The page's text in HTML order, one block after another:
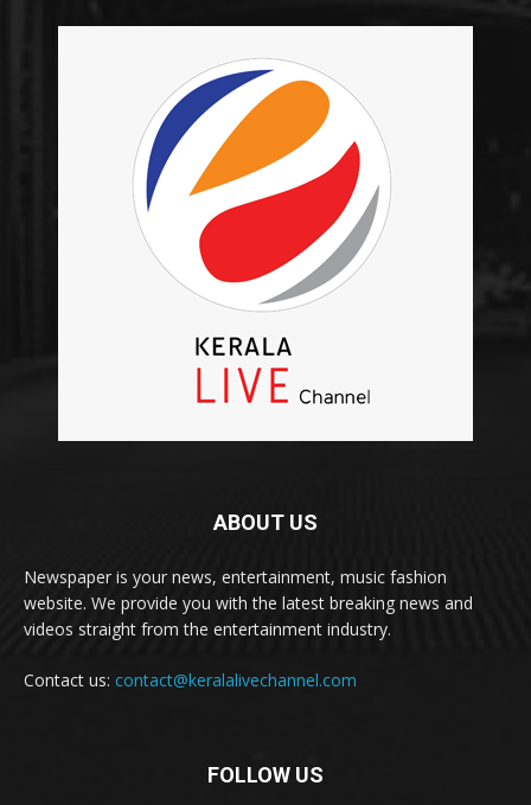
ABOUT US
Newspaper is your news, entertainment, music fashion
website. We provide you with the latest breaking news and
videos straight from the entertainment industry.
Contact us: contact@keralalivechannel.com
FOLLOW US